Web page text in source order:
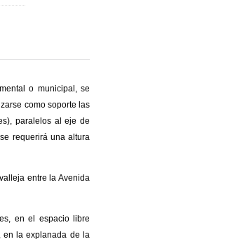
o municipal, se
como soporte las
paralelos al eje de
requerirá una altura
entre la Avenida
en el espacio libre
en la explanada de la